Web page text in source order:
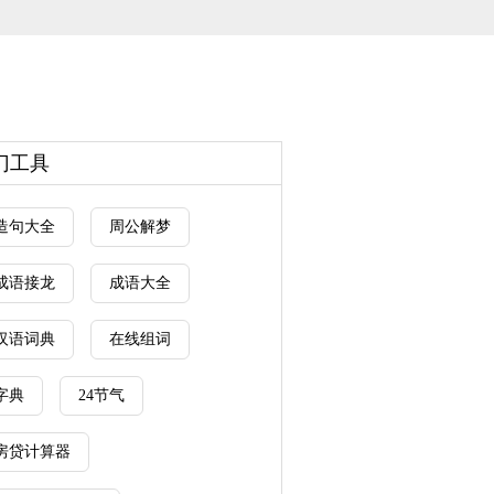
工具
句大全 周公解梦
语接龙 成语大全
语词典 在线组词
典 24节气
贷计算器